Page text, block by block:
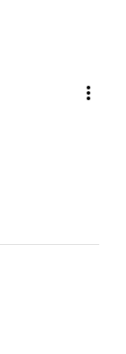
more_vert